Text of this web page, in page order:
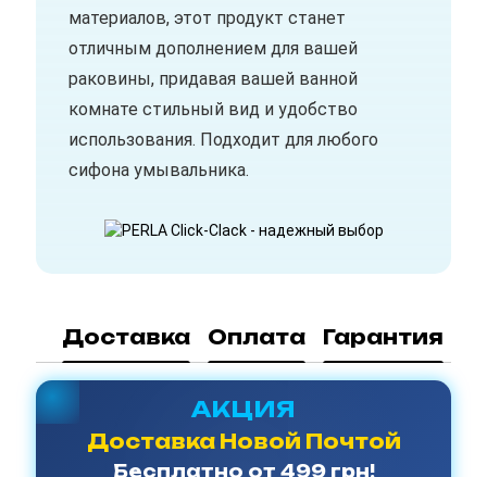
материалов, этот продукт станет
отличным дополнением для вашей
раковины, придавая вашей ванной
комнате стильный вид и удобство
использования. Подходит для любого
сифона умывальника.
Доставка Оплата Гарантия
АКЦИЯ
Доставка Новой Почтой
Бесплатно от 499 грн!